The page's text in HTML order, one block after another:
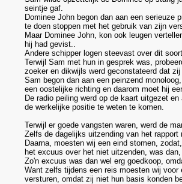
seintje gaf.
Dominee John begon dan aan een
te doen stoppen met het gebruik van zijn
Maar Dominee John, kon ook leugen
hij had gevist..
Andere schipper logen steevast over dit
Terwijl Sam met hun in gesprek was,
zoeker en dikwijls werd geconstateerd dat
Sam begon dan aan een peinzend
een oostelijke richting en daarom moet hij
De radio peiling werd op de kaart uitgezet
de werkelijke positie te weten te komen.
Terwijl er goede vangsten waren, werd de
Zelfs de dagelijks uitzending van het rapport
Daarna, moesten wij een eind stomen,
het excuus over het niet uitzenden, was
Zo'n excuus was dan wel erg goedkoop,
Want zelfs tijdens een reis moesten wij
versturen, omdat zij niet hun basis konden